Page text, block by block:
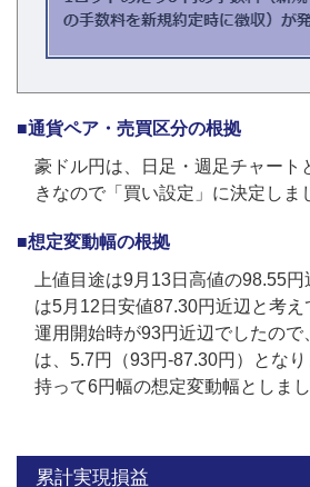
■通貨ペア・売買区分の根拠
豪ドル円は、日足・週足チャート
きなので「買い設定」に決定しま
■想定変動幅の根拠
上値目途は9月13日高値の98.55
は5月12日安値87.30円近辺と考え
運用開始時が93円近辺でしたので
は、5.7円（93円-87.30円）とな
持って6円幅の想定変動幅としまし
累計実現損益